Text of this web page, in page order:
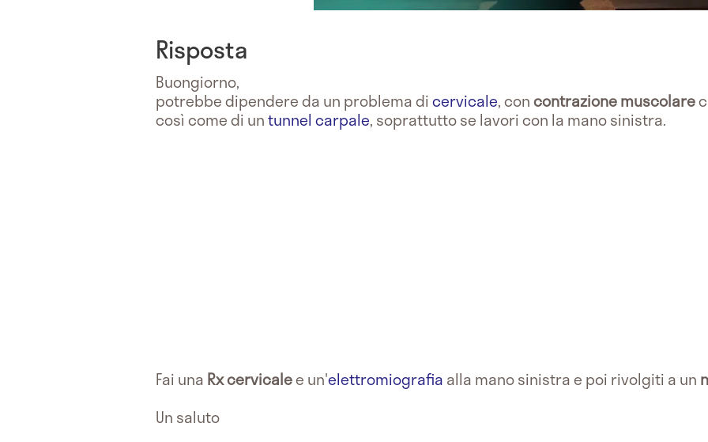
Risposta
Buongiorno,
potrebbe dipendere da un problema dicervicale, concontrazionemuscolare
così come di untunnel carpale, soprattutto se lavori con la mano sinistra.
Fai una Rx cervicalee un'elettromiografia alla mano sinistra e poi rivolgiti a un
Un saluto